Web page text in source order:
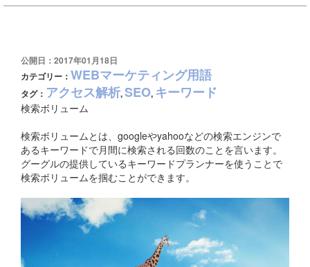
公開日：2017年01月18日
カテゴリー： WEBマーケティング用語
タグ： アクセス解析,SEO, キーワード
検索ボリューム
検索ボリュームとは、googleやyahooなどの検索エンジンで
あるキーワードで月間に検索される回数のことを言います。
グーグルの提供しているキーワードプランナーを使うことで
検索ボリュームを掴むことができます。